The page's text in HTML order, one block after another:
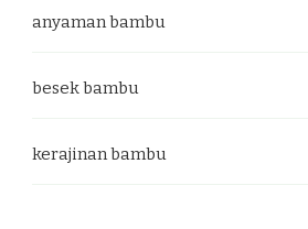
anyaman bambu
besek bambu
kerajinan bambu